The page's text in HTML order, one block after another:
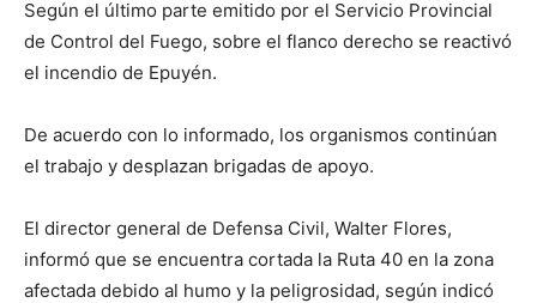
Según el último parte emitido por el Servicio Provincial
de Control del Fuego, sobre el flanco derecho se reactivó
el incendio de Epuyén.
De acuerdo con lo informado, los organismos continúan
el trabajo y desplazan brigadas de apoyo.
El director general de Defensa Civil, Walter Flores,
informó que se encuentra cortada la Ruta 40 en la zona
afectada debido al humo y la peligrosidad, según indicó